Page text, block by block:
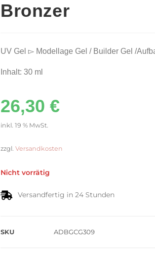
Bronzer
UV Gel ▻ Modellage Gel / Builder Gel /
Inhalt: 30 ml
26,30 €
inkl. 19 % MwSt.
zzgl. Versandkosten
Nicht vorrätig
Versandfertig in 24 Stunden
SKU ADBGCG309